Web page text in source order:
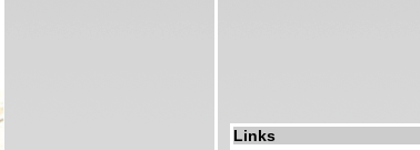
Links